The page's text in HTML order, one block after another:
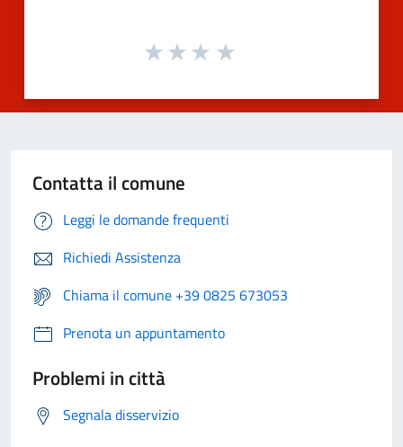
Contatta il comune
Leggi le domande frequenti
Richiedi Assistenza
Chiama il comune +39 0825 673053
Prenota un appuntamento
Problemi in città
Segnala disservizio